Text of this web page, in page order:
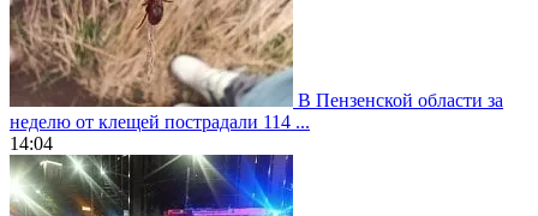
В Пензенской области за
неделю от клещей пострадали 114 ...
14:04